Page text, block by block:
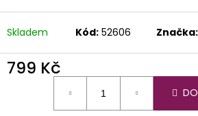
Skladem Kód: 52606 Značka:
799 Kč